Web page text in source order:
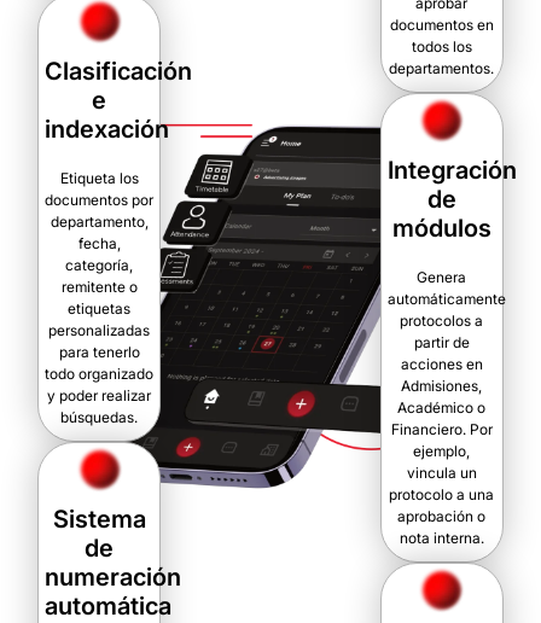
Clasificación
e
indexación
Etiqueta los
documentos por
departamento,
fecha,
categoría,
remitente o
etiquetas
personalizadas
para tenerlo
todo organizado
y poder realizar
búsquedas.
Sistema
de
numeración
automática
documentos en
todos los
departamentos.
Integración
de
módulos
Genera
automáticamente
protocolos a
partir de
acciones en
Admisiones,
Académico o
Financiero. Por
ejemplo,
vincula un
protocolo a una
aprobación o
nota interna.